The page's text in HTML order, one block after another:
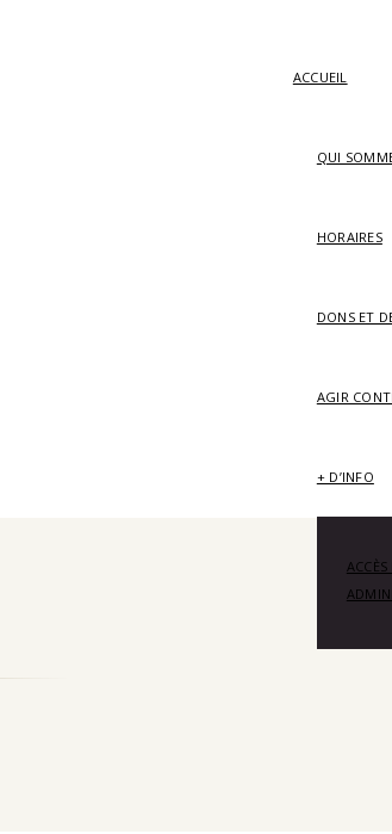
ACCUEIL
QUI
HORAIRES
DONS ET
AGIR
+ D’INFO
ACCÈS